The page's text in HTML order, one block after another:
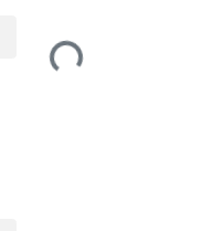
Loading...